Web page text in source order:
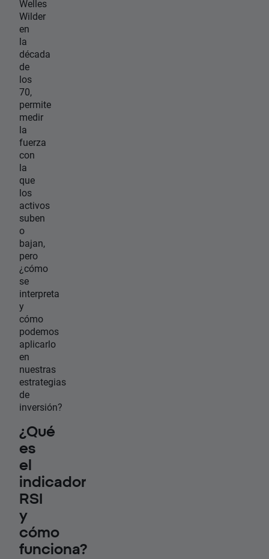
Welles
Wilder
en
la
década
de
los
70,
permite
medir
la
fuerza
con
la
que
los
activos
suben
o
bajan,
pero
¿cómo
se
interpreta
y
cómo
podemos
aplicarlo
en
nuestras
estrategias
de
inversión?
¿Qué
es
el
indicador
RSI
y
cómo
funciona?